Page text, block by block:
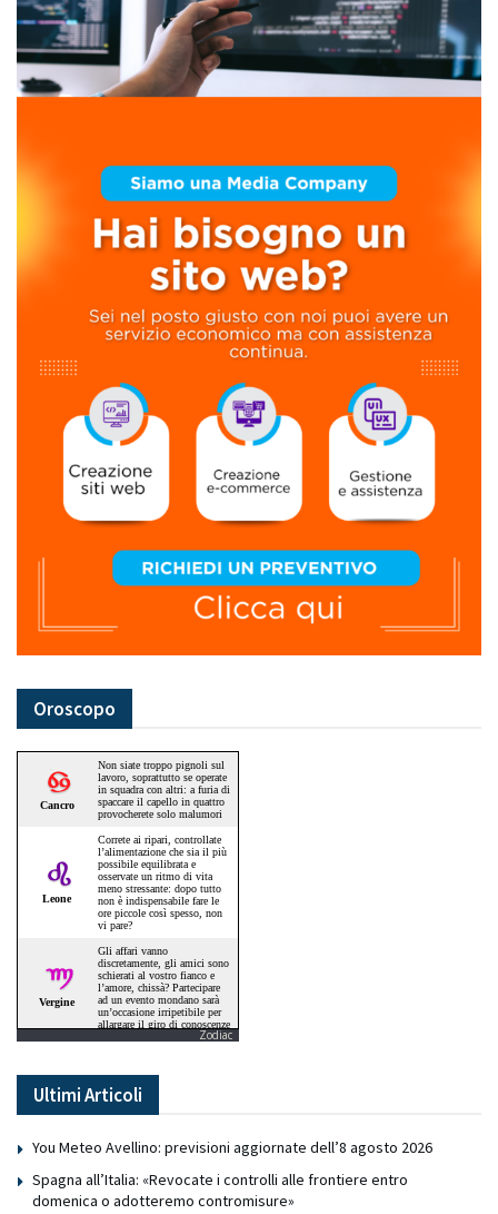
Oroscopo
Zodiac
Ultimi Articoli
You Meteo Avellino: previsioni aggiornate dell’8 agosto 2026
Spagna all’Italia: «Revocate i controlli alle frontiere entro
domenica o adotteremo contromisure»